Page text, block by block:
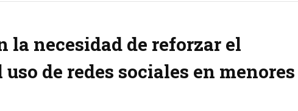
la necesidad de reforzar el
de redes sociales en menores